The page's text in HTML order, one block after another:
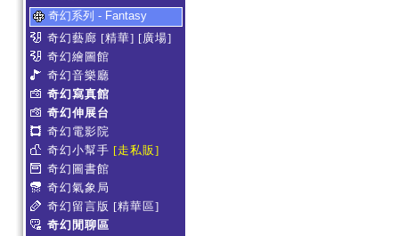
奇幻系列 - Fantasy
奇幻藝廊 [精華] [廣場]
奇幻繪圖館
奇幻音樂廳
奇幻寫真館
奇幻伸展台
奇幻電影院
奇幻小幫手 [走私販]
奇幻圖書館
奇幻氣象局
奇幻留言版 [精華區]
奇幻閒聊區